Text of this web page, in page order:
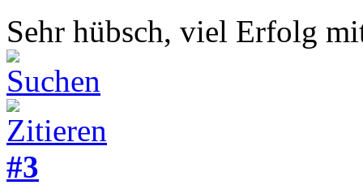
Sehr hübsch, viel Erfolg
#3